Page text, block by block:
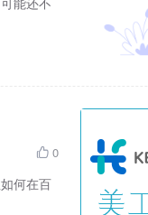
 0
何在百